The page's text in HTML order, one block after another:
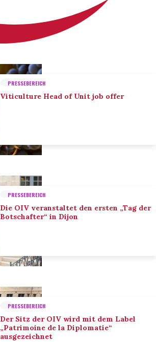
PRESSEBEREICH
Viticulture Head of Unit job offer
PRESSEBEREICH
Die OIV veranstaltet den ersten „Tag der
Botschafter“ in Dijon
PRESSEBEREICH
Der Sitz der OIV wird mit dem Label
„Patrimoine de la Diplomatie“
ausgezeichnet